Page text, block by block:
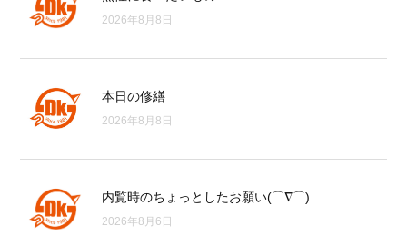
2026年8月8日
本日の修繕
2026年8月8日
内覧時のちょっとしたお願い(⌒∇⌒)
2026年8月6日